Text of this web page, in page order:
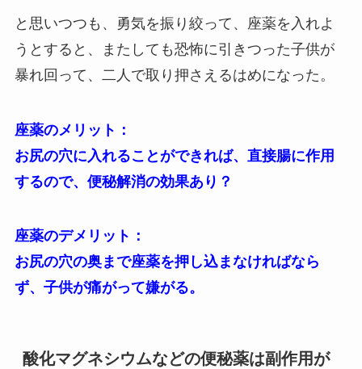
と思いつつも、勇気を振り絞って、座薬を入れよ
うとすると、またしても恐怖に引きつった子供が
暴れ回って、二人で取り押さえるはめになった。
座薬のメリット：
お尻の穴に入れることができれば、直接腸に作用
するので、便秘解消の効果あり？
座薬のデメリット：
お尻の穴の奥まで座薬を押し込まなければなら
ず、子供が痛がって嫌がる。
酸化マグネシウムなどの便秘薬は副作用が